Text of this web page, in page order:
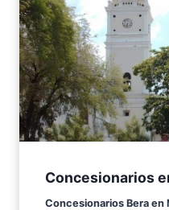
Concesionarios
Concesionarios Bera en